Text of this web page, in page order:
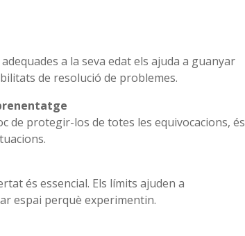
a la seva edat els ajuda a guanyar
de resolució de problemes.
de protegir-los de totes les equivocacions, és
és essencial. Els límits ajuden a
espai perquè experimentin.